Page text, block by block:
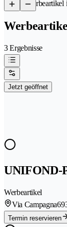
/Werbeartikel
3 Ergebnisse
Jetzt geöffnet
UNIFOND-
Werbeartikel
Via Campagna
Termin reservieren